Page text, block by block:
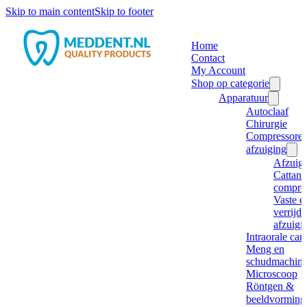
Skip to main contentSkip to footer
Home
Contact
My Account
Shop op categorie
Apparatuur
Autoclaaf
Chirurgie
afzuiging
Cattani
Vaste
Intraorale
Meng en
Microscoop
Röntgen &
beeldvorming